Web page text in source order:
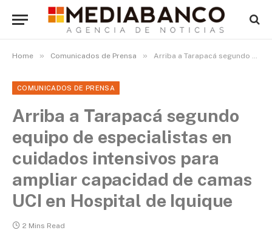
Home » Comunicados de Prensa » Arriba a Tarapacá segundo equipo de especialistas en cuidados intensivos para ampliar capacidad de camas UCI en Hospital de Iquique
COMUNICADOS DE PRENSA
Arriba a Tarapacá segundo
equipo de especialistas en
cuidados intensivos para
ampliar capacidad de camas
UCI en Hospital de Iquique
2 Mins Read